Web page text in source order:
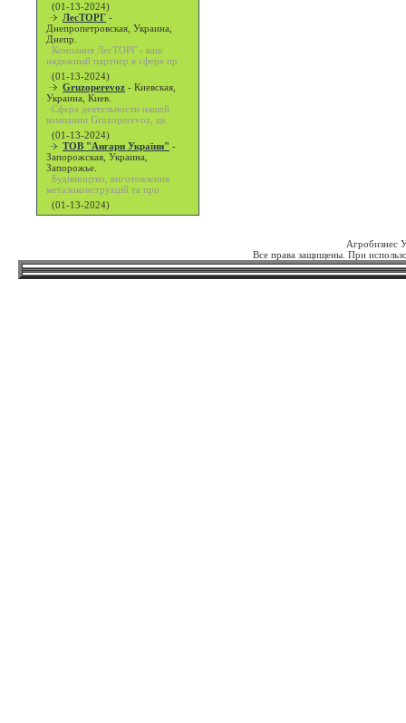
(01-13-2024)
ЛесТОРГ -
Днепропетровская, Украина,
Днепр.
Компания ЛесТОРГ - ваш
надежный партнер в сфере пр
(01-13-2024)
Gruzoperevoz - Киевская,
Украина, Киев.
Сфера деятельности нашей
компании Gruzoperevoz, це
(01-13-2024)
ТОВ "Ангари України" -
Запорожская, Украина,
Запорожье.
Будівництво, виготовлення
металоконструкцій та про
(01-13-2024)
Агробизнес
Все права защищены. При